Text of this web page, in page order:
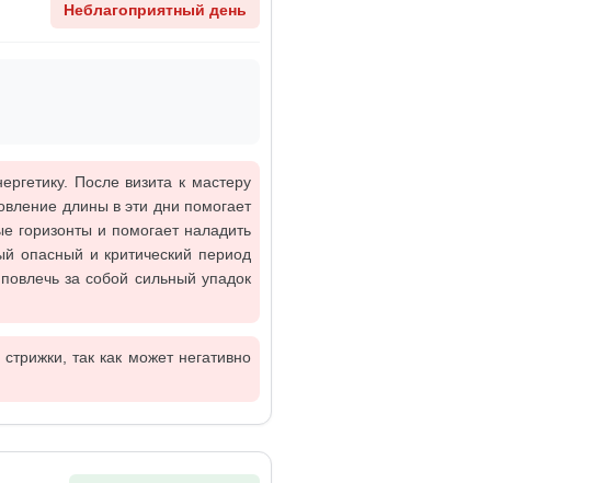
Неблагоприятный день
После визита к мастеру
длины в эти дни помогает
горизонты и помогает наладить
опасный и критический период
за собой сильный упадок
так как может негативно